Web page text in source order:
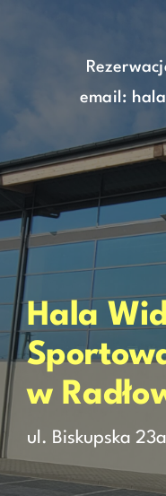
email:
Hala
w
ul. Biskupska 23a